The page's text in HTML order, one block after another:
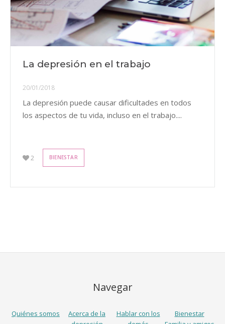
La depresión en el trabajo
20/01/2018
La depresión puede causar dificultades en todos
los aspectos de tu vida, incluso en el trabajo....
2 BIENESTAR
Navegar
Quiénes somos
Acerca de la
Hablar con los
Bienestar